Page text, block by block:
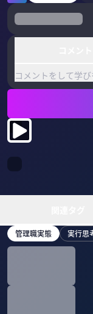
コメントをして学
管理職実態 実行思